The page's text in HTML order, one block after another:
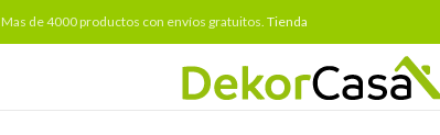
Mas de 4000 productos con envíos gratuitos. Tienda